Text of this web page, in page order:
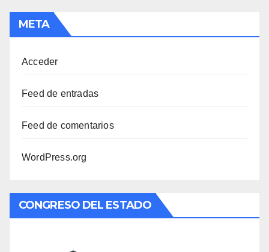
META
Acceder
Feed de entradas
Feed de comentarios
WordPress.org
CONGRESO DEL ESTADO